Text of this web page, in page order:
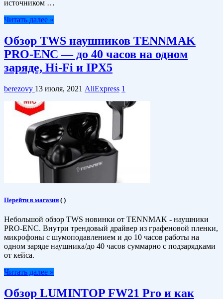
источником …
Читать далее »
Обзор TWS наушников TENNMAK
PRO-ENC — до 40 часов на одном
заряде, Hi-Fi и IPX5
berezovy 13 июля, 2021 AliExpress 1
Перейти в магазин ( )
Небольшой обзор TWS новинки от TENNMAK - наушники
PRO-ENC. Внутри трендовый драйвер из графеновой пленки,
микрофоны с шумоподавлением и до 10 часов работы на
одном заряде наушника/до 40 часов суммарно с подзарядками
от кейса.
Читать далее »
Обзор LUMINTOP FW21 Pro и как